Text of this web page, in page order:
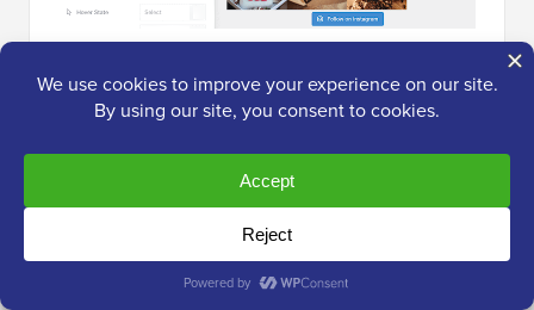
Se ai visitatori piace quello che vedono, potrebbero
decidere di iscriversi utilizzando il pulsante ‘Segui su
Poiché è un pulsante così importante, potresti voler
aggiungere uno stile personalizzato per farlo risaltare.
Per fare ciò, seleziona 'Pulsante Segui' nel menu a